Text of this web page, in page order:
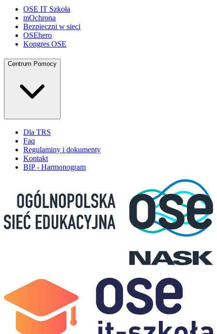
OSE IT Szkoła
mOchrona
Bezpieczni w sieci
OSEhero
Kongres OSE
Centrum Pomocy
Dla TRS
Faq
Regulaminy i dokumenty
Kontakt
BIP - Harmonogram